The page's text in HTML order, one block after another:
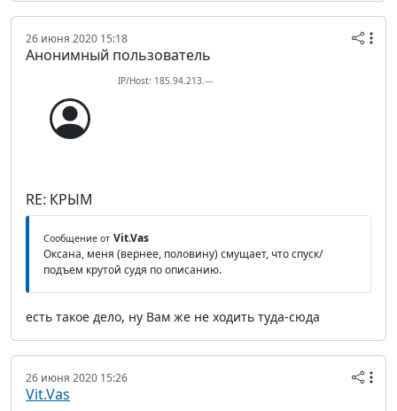
26 июня 2020 15:18
Анонимный пользователь
IP/Host: 185.94.213.---
RE: КРЫМ
Сообщение от Vit.Vas
Оксана, меня (вернее, половину) смущает, что спуск/
подъем крутой судя по описанию.
есть такое дело, ну Вам же не ходить туда-сюда
26 июня 2020 15:26
Vit.Vas